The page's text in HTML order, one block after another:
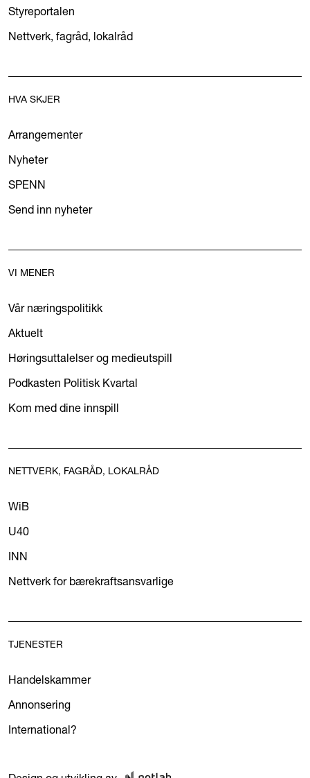
Styreportalen
Nettverk, fagråd, lokalråd
HVA SKJER
Arrangementer
Nyheter
SPENN
Send inn nyheter
VI MENER
Vår næringspolitikk
Aktuelt
Høringsuttalelser og medieutspill
Podkasten Politisk Kvartal
Kom med dine innspill
NETTVERK, FAGRÅD, LOKALRÅD
WiB
U40
INN
Nettverk for bærekraftsansvarlige
TJENESTER
Handelskammer
Annonsering
International?